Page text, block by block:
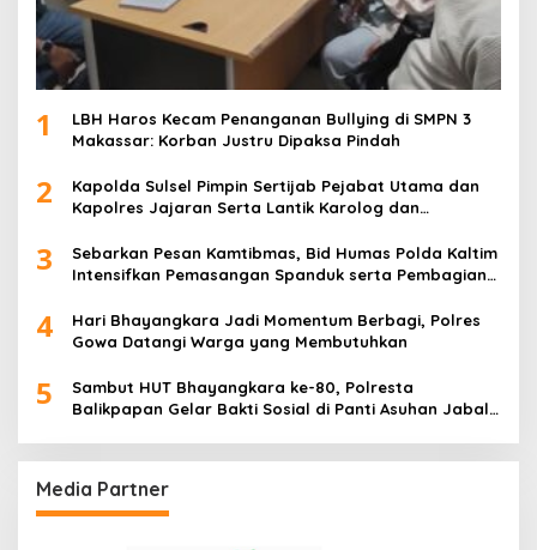
1
LBH Haros Kecam Penanganan Bullying di SMPN 3
Makassar: Korban Justru Dipaksa Pindah
2
Kapolda Sulsel Pimpin Sertijab Pejabat Utama dan
Kapolres Jajaran Serta Lantik Karolog dan
3
Sebarkan Pesan Kamtibmas, Bid Humas Polda Kaltim
Intensifkan Pemasangan Spanduk serta Pembagian
4
Hari Bhayangkara Jadi Momentum Berbagi, Polres
Gowa Datangi Warga yang Membutuhkan
5
Sambut HUT Bhayangkara ke-80, Polresta
Balikpapan Gelar Bakti Sosial di Panti Asuhan Jabal
Media Partner